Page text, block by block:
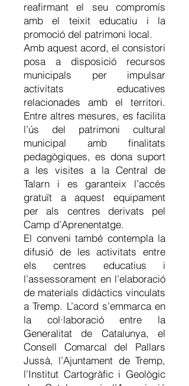
reafirmant el seu compromís
amb el teixit educatiu i la
promoció del patrimoni local.
Amb aquest acord, el consistori
posa a disposició recursos
municipals per impulsar
activitats educatives
relacionades amb el territori.
Entre altres mesures, es facilita
l’ús del patrimoni cultural
municipal amb finalitats
pedagògiques, es dona suport
a les visites a la Central de
Talarn i es garanteix l’accés
gratuït a aquest equipament
per als centres derivats pel
Camp d’Aprenentatge.
El conveni també contempla la
difusió de les activitats entre
els centres educatius i
l’assessorament en l’elaboració
de materials didàctics vinculats
a Tremp. L’acord s’emmarca en
la col·laboració entre la
Generalitat de Catalunya, el
Consell Comarcal del Pallars
Jussà, l’Ajuntament de Tremp,
l’Institut Cartogràfic i Geològic